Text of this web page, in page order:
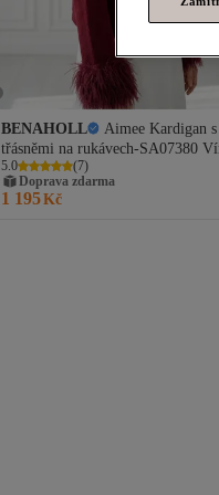
BENAHOLL
Aimee Kardigan s
třásněmi na rukávech-SA07380
5.0 (7)
Doprava zdarma
1 195Kč